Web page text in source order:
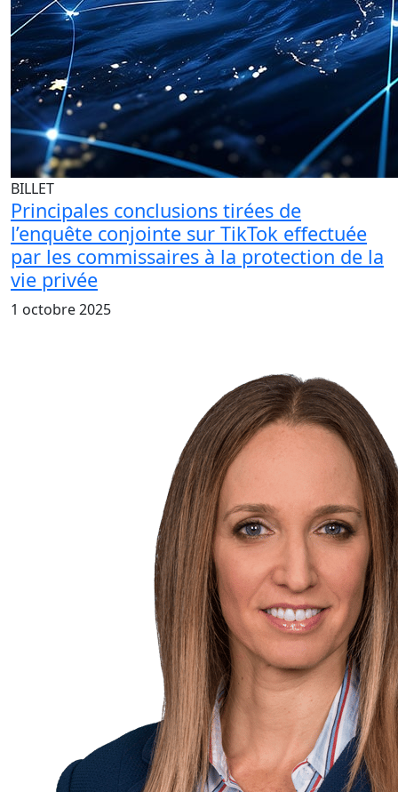
BILLET
Principales conclusions tirées de
l’enquête conjointe sur TikTok effectuée
par les commissaires à la protection de la
vie privée
1 octobre 2025